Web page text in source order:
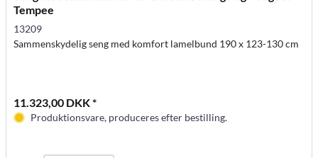
Tempee
13209
Sammenskydelig seng med komfort lamelbund 190 x 123-130 cm
11.323,00 DKK *
Produktionsvare, produceres efter bestilling.